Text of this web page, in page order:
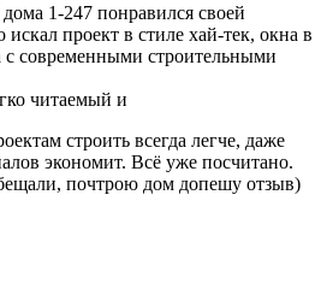
1-247 понравился своей
проект в стиле хай-тек, окна в
с современными строительными
читаемый и
строить всегда легче, даже
экономит. Всё уже посчитано.
почтрою дом допешу отзыв)